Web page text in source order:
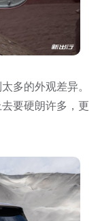
多的外观差异。
要硬朗许多，更